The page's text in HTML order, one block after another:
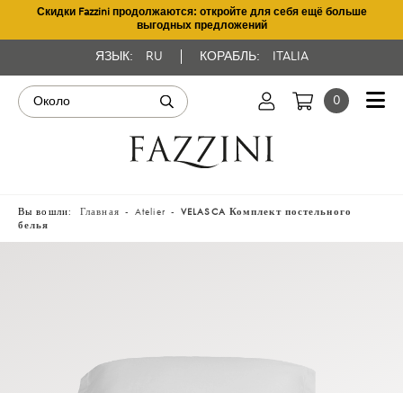
Скидки Fazzini продолжаются: откройте для себя ещё больше
выгодных предложений
ЯЗЫК: RU КОРАБЛЬ: ITALIA
0
Вы вошли: Главная Atelier
VELASCA Комплект постельного
белья